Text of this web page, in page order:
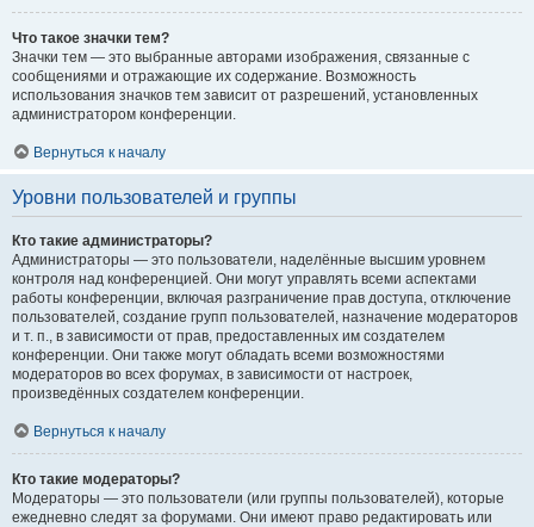
Что такое значки тем?
Значки тем — это выбранные авторами изображения, связанные с
сообщениями и отражающие их содержание. Возможность
использования значков тем зависит от разрешений, установленных
администратором конференции.
Вернуться к началу
Уровни пользователей и группы
Кто такие администраторы?
Администраторы — это пользователи, наделённые высшим уровнем
контроля над конференцией. Они могут управлять всеми аспектами
работы конференции, включая разграничение прав доступа, отключение
пользователей, создание групп пользователей, назначение модераторов
и т. п., в зависимости от прав, предоставленных им создателем
конференции. Они также могут обладать всеми возможностями
модераторов во всех форумах, в зависимости от настроек,
произведённых создателем конференции.
Вернуться к началу
Кто такие модераторы?
Модераторы — это пользователи (или группы пользователей), которые
ежедневно следят за форумами. Они имеют право редактировать или